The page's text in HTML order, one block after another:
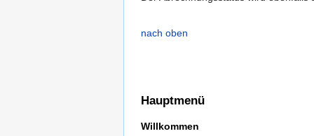
nach oben
Hauptmenü
Willkommen